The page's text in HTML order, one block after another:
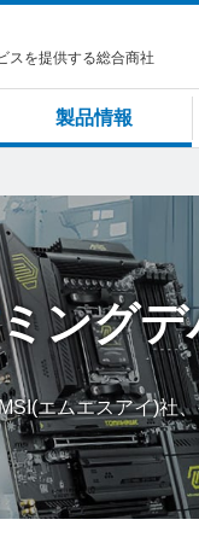
スを提供する総合商社
製品情報
ング
エムエスアイ)社